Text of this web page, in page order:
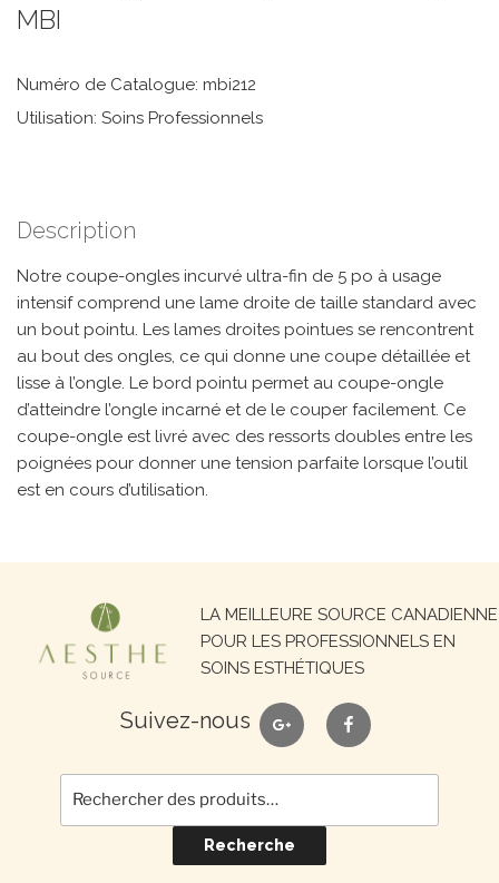
MBI
Numéro de Catalogue: mbi212
Utilisation: Soins Professionnels
Description
Notre coupe-ongles incurvé ultra-fin de 5 po à usage
intensif comprend une lame droite de taille standard avec
un bout pointu. Les lames droites pointues se rencontrent
au bout des ongles, ce qui donne une coupe détaillée et
lisse à l’ongle. Le bord pointu permet au coupe-ongle
d’atteindre l’ongle incarné et de le couper facilement. Ce
coupe-ongle est livré avec des ressorts doubles entre les
poignées pour donner une tension parfaite lorsque l’outil
est en cours d’utilisation.
LA MEILLEURE SOURCE CANADIENNE
POUR LES PROFESSIONNELS EN
SOINS ESTHÉTIQUES
Suivez-nous google facebook
Recherche
pour :
Recherche